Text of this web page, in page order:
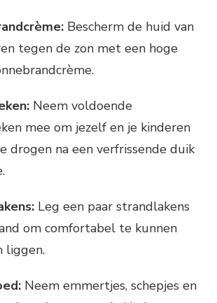
Bescherm de huid van
tegen de zon met een hoge
Neem voldoende
mee om jezelf en je kinderen
drogen na een verfrissende duik
Leg een paar strandlakens
om comfortabel te kunnen
liggen.
Neem emmertjes, schepjes en